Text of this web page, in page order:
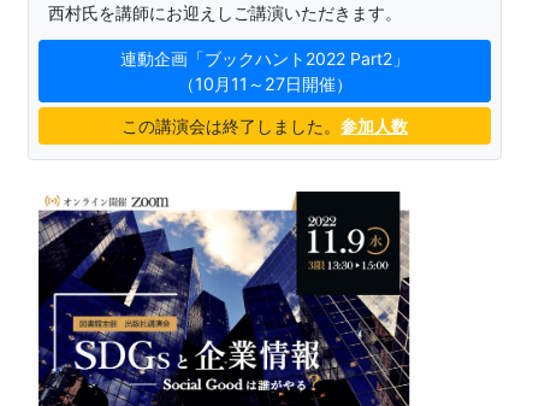
西村氏を講師にお迎えしご講演いただきます。
連動企画「ブックハント2022 Part2」
（10月11～27日開催）
この講演会は終了しました。 参加人数